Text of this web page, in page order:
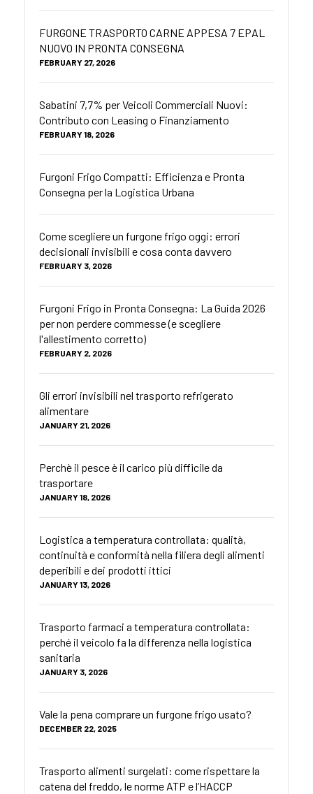
FURGONE TRASPORTO CARNE APPESA 7 EPAL
NUOVO IN PRONTA CONSEGNA
FEBRUARY 27, 2026
Sabatini 7,7% per Veicoli Commerciali Nuovi:
Contributo con Leasing o Finanziamento
FEBRUARY 18, 2026
Furgoni Frigo Compatti: Efficienza e Pronta
Consegna per la Logistica Urbana
Come scegliere un furgone frigo oggi: errori
decisionali invisibili e cosa conta davvero
FEBRUARY 3, 2026
Furgoni Frigo in Pronta Consegna: La Guida 2026
per non perdere commesse (e scegliere
l'allestimento corretto)
FEBRUARY 2, 2026
Gli errori invisibili nel trasporto refrigerato
alimentare
JANUARY 21, 2026
Perchè il pesce è il carico più difficile da
trasportare
JANUARY 18, 2026
Logistica a temperatura controllata: qualità,
continuità e conformità nella filiera degli alimenti
deperibili e dei prodotti ittici
JANUARY 13, 2026
Trasporto farmaci a temperatura controllata:
perché il veicolo fa la differenza nella logistica
sanitaria
JANUARY 3, 2026
Vale la pena comprare un furgone frigo usato?
DECEMBER 22, 2025
Trasporto alimenti surgelati: come rispettare la
catena del freddo, le norme ATP e l’HACCP